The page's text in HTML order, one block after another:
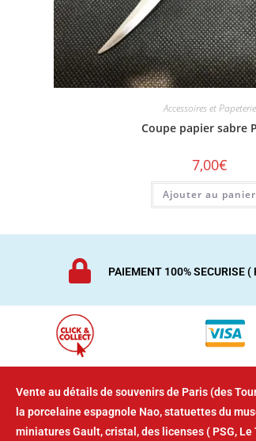
Accessoires et Papeterie
Coupe papier sabre
7,00€
Ajouter au panier
PAIEMENT 100% SECURISE (
Vente au détails de souvenirs de Paris (des
la porcelaine espagnole Nao, statuettes du
miniatures Gault, cristal, des licenses ( PSG,